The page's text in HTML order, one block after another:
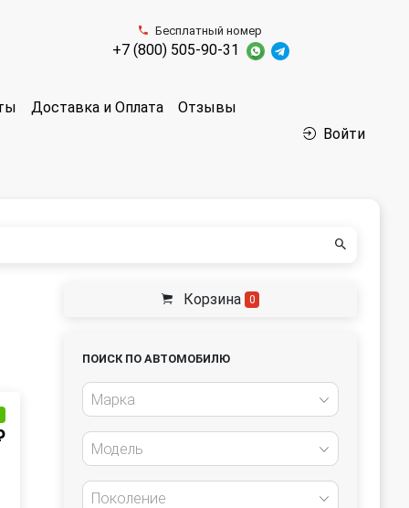
Бесплатный номер
+7 (800) 505-90-31
Доставка и Оплата Отзывы
Войти
Корзина 0
ПОИСК ПО АВТОМОБИЛЮ
Марка
Модель
Поколение